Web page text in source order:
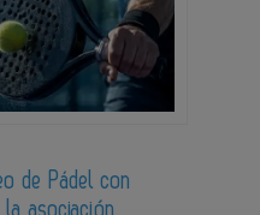
de Pádel con